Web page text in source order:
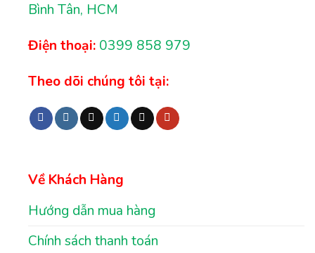
Bình Tân, HCM
Điện thoại: 0399 858 979
Theo dõi chúng tôi tại:
Về Khách Hàng
Hướng dẫn mua hàng
Chính sách thanh toán